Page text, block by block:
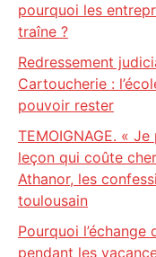
pourquoi les
traîne ?
Redressement
Cartoucherie :
pouvoir rester
TEMOIGNAGE. «
leçon qui coûte
Athanor, les
toulousain
Pourquoi
pendant les